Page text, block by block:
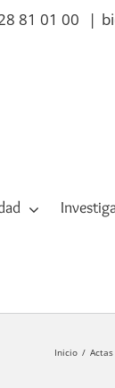
81 01 00 |
Inicio Actas